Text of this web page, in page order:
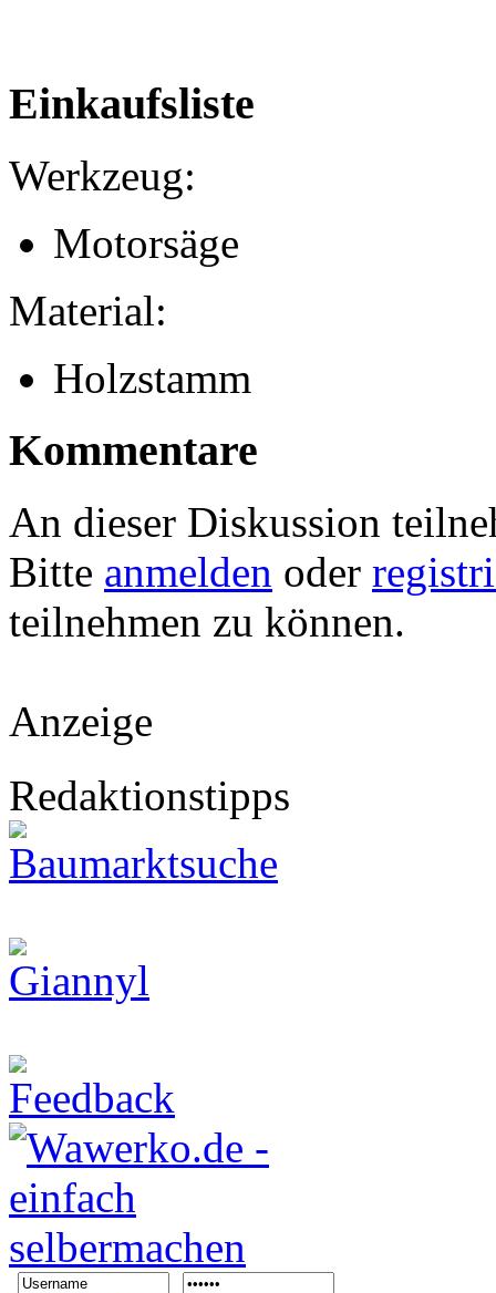
Einkaufsliste
Werkzeug:
Motorsäge
Material:
Holzstamm
Kommentare
An dieser Diskussion
Bitte anmelden oder
teilnehmen zu können.
Anzeige
Redaktionstipps